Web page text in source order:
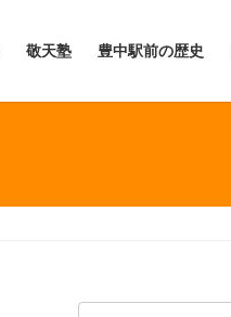
敬天塾 豊中駅前の歴史